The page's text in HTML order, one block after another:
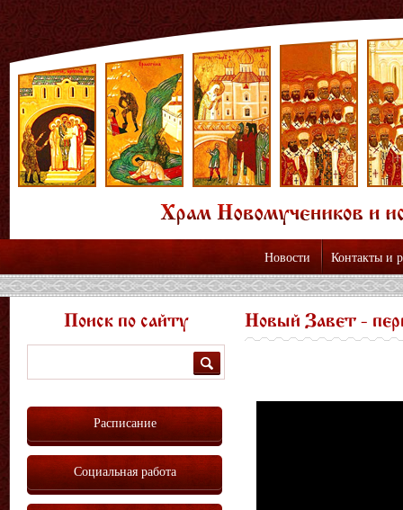
Новости Контакты и
Новый Завет -
Поиск по сайту
Расписание
Социальная работа